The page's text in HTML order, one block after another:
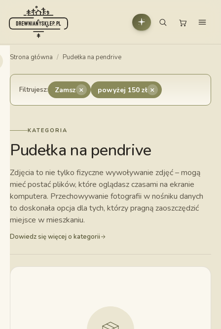
Strona główna / Pudełka na pendrive
Filtrujesz: Zamsz × powyżej 150 zł ×
KATEGORIA
Pudełka na pendrive
Zdjęcia to nie tylko fizyczne wywoływanie zdjęć – mogą
mieć postać plików, które oglądasz czasami na ekranie
komputera. Przechowywanie fotografii w nośniku danych
to doskonała opcja dla tych, którzy pragną zaoszczędzić
miejsce w mieszkaniu.
Dowiedz się więcej o kategorii